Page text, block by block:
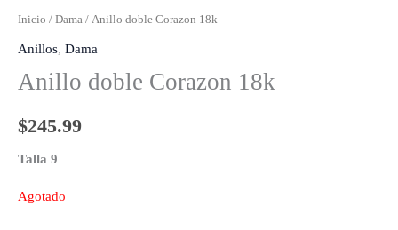
Inicio / Dama / Anillo doble Corazon 18k
Anillos, Dama
Anillo doble Corazon 18k
$245.99
Talla 9
Agotado